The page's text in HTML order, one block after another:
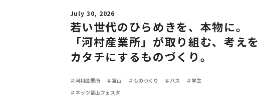
July 30, 2026
若い世代のひらめきを、本物に。
「河村産業所」が取り組む、考えを
カタチにするものづくり。
＃河村産業所 ＃富山 ＃ものづくり ＃バス
＃学生
＃ネッツ富山フェスタ